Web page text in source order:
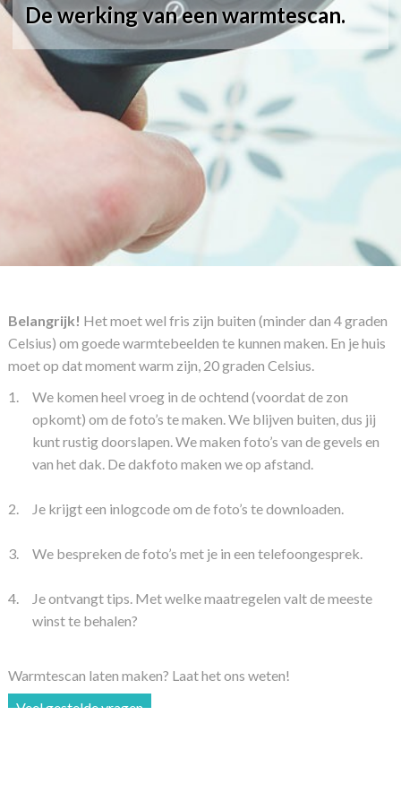
De werking van een warmtescan.
Belangrijk! Het moet wel fris zijn buiten (minder dan 4 graden
Celsius) om goede warmtebeelden te kunnen maken. En je huis
moet op dat moment warm zijn, 20 graden Celsius.
1.
We komen heel vroeg in de ochtend (voordat de zon
opkomt) om de foto’s te maken. We blijven buiten, dus jij
kunt rustig doorslapen. We maken foto’s van de gevels en
van het dak. De dakfoto maken we op afstand.
2. Je krijgt een inlogcode om de foto’s te downloaden.
3. We bespreken de foto’s met je in een telefoongesprek.
4.
Je ontvangt tips. Met welke maatregelen valt de meeste
winst te behalen?
Warmtescan laten maken? Laat het ons weten!
Veel gestelde vragen